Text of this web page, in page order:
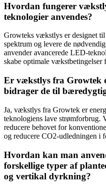
Hvordan fungerer
teknologier anvendes?
Growteks vækstlys er designet
spektrum og levere de
anvender avancerede LED-
skabe optimale vækstbetingelser
Er vækstlys fra Growtek
bidrager de til
Ja, vækstlys fra Growtek er
teknologiens lave strømforbrug.
reducere behovet for
og reducere CO2-udledningen i
Hvordan kan man
forskellige typer af
og vertikal dyrkning?